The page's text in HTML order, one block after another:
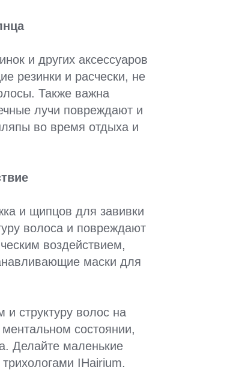
и других аксессуаров
резинки и расчески, не
Также важна
лучи повреждают и
во время отдыха и
и щипцов для завивки
волоса и повреждают
воздействием,
маски для
структуру волос на
состоянии,
Делайте маленькие
IHairium.